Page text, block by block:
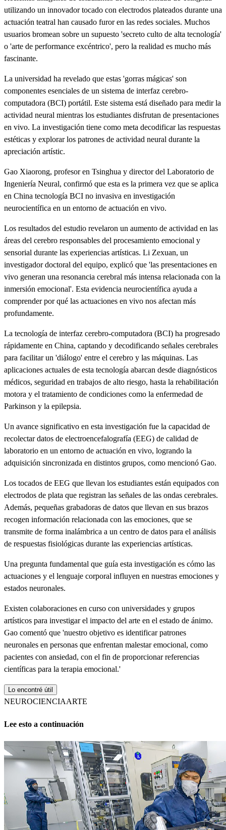
utilizando un innovador tocado con electrodos plateados durante una
actuación teatral han causado furor en las redes sociales. Muchos
usuarios bromean sobre un supuesto 'secreto culto de alta tecnología'
o 'arte de performance excéntrico', pero la realidad es mucho más
fascinante.
La universidad ha revelado que estas 'gorras mágicas' son
componentes esenciales de un sistema de interfaz cerebro-
computadora (BCI) portátil. Este sistema está diseñado para medir la
actividad neural mientras los estudiantes disfrutan de presentaciones
en vivo. La investigación tiene como meta decodificar las respuestas
estéticas y explorar los patrones de actividad neural durante la
apreciación artístic.
Gao Xiaorong, profesor en Tsinghua y director del Laboratorio de
Ingeniería Neural, confirmó que esta es la primera vez que se aplica
en China tecnología BCI no invasiva en investigación
neurocientífica en un entorno de actuación en vivo.
Los resultados del estudio revelaron un aumento de actividad en las
áreas del cerebro responsables del procesamiento emocional y
sensorial durante las experiencias artísticas. Li Zexuan, un
investigador doctoral del equipo, explicó que 'las presentaciones en
vivo generan una resonancia cerebral más intensa relacionada con la
inmersión emocional'. Esta evidencia neurocientífica ayuda a
comprender por qué las actuaciones en vivo nos afectan más
profundamente.
La tecnología de interfaz cerebro-computadora (BCI) ha progresado
rápidamente en China, captando y decodificando señales cerebrales
para facilitar un 'diálogo' entre el cerebro y las máquinas. Las
aplicaciones actuales de esta tecnología abarcan desde diagnósticos
médicos, seguridad en trabajos de alto riesgo, hasta la rehabilitación
motora y el tratamiento de condiciones como la enfermedad de
Parkinson y la epilepsia.
Un avance significativo en esta investigación fue la capacidad de
recolectar datos de electroencefalografía (EEG) de calidad de
laboratorio en un entorno de actuación en vivo, logrando la
adquisición sincronizada en distintos grupos, como mencionó Gao.
Los tocados de EEG que llevan los estudiantes están equipados con
electrodos de plata que registran las señales de las ondas cerebrales.
Además, pequeñas grabadoras de datos que llevan en sus brazos
recogen información relacionada con las emociones, que se
transmite de forma inalámbrica a un centro de datos para el análisis
de respuestas fisiológicas durante las experiencias artísticas.
Una pregunta fundamental que guía esta investigación es cómo las
actuaciones y el lenguaje corporal influyen en nuestras emociones y
estados neuronales.
Existen colaboraciones en curso con universidades y grupos
artísticos para investigar el impacto del arte en el estado de ánimo.
Gao comentó que 'nuestro objetivo es identificar patrones
neuronales en personas que enfrentan malestar emocional, como
pacientes con ansiedad, con el fin de proporcionar referencias
científicas para la terapia emocional.'
Lo encontré útil
NEUROCIENCIAARTE
Lee esto a continuación